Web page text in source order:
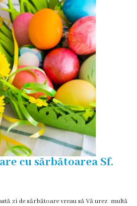
cu sărbătoarea Sf.
zi de sărbătoare vreau să Vă urez multă